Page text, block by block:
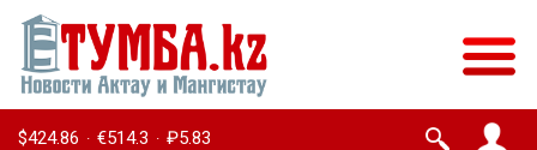
$424.86 · €514.3 · ₽5.83